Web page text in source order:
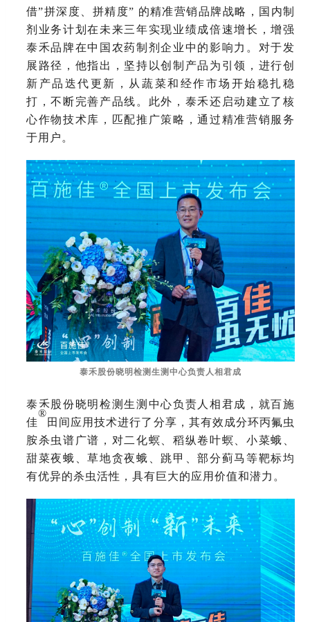
借”拼深度、拼精度” 的精准营销品牌战略，国内制
剂业务计划在未来三年实现业绩成倍速增长，增强
泰禾品牌在中国农药制剂企业中的影响力。对于发
展路径，他指出，坚持以创制产品为引领，进行创
新产品迭代更新，从蔬菜和经作市场开始稳扎稳
打，不断完善产品线。此外，泰禾还启动建立了核
心作物技术库，匹配推广策略，通过精准营销服务
于用户。
泰禾股份晓明检测生测中心负责人相君成
泰禾股份晓明检测生测中心负责人相君成，就百施
佳
®
田间应用技术进行了分享，其有效成分环丙氟虫
胺杀虫谱广谱，对二化螟、稻纵卷叶螟、小菜蛾、
甜菜夜蛾、草地贪夜蛾、跳甲、部分蓟马等靶标均
有优异的杀虫活性，具有巨大的应用价值和潜力。